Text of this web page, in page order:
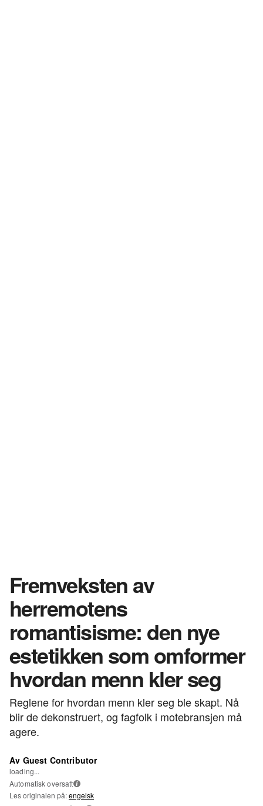
Fremveksten av
herremotens
romantisisme: den nye
estetikken som omformer
hvordan menn kler seg
Reglene for hvordan menn kler seg ble skapt. Nå
blir de dekonstruert, og fagfolk i motebransjen må
agere.
Av Guest Contributor
loading...
Automatisk oversatt i
Les originalen på:engelsk